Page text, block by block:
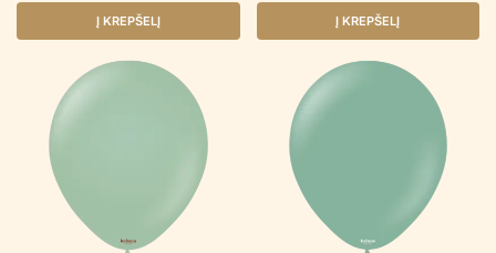
Į KREPŠELĮ Į KREPŠELĮ